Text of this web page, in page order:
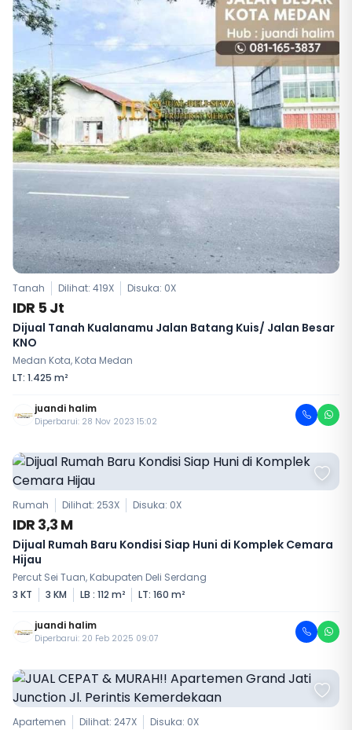
Tanah Dilihat: 419X Disuka: 0X
IDR 5 Jt
Dijual Tanah Kualanamu Jalan Batang Kuis/ Jalan Besar
KNO
Medan Kota, Kota Medan
LT: 1.425 m²
juandi halim
Diperbarui: 28 Nov 2023 15:02
Rumah Dilihat: 253X Disuka: 0X
IDR 3,3 M
Dijual Rumah Baru Kondisi Siap Huni di Komplek Cemara
Hijau
Percut Sei Tuan, Kabupaten Deli Serdang
3 KT
3 KM LB : 112 m² LT: 160 m²
juandi halim
Diperbarui: 20 Feb 2025 09:07
Apartemen Dilihat: 247X Disuka: 0X